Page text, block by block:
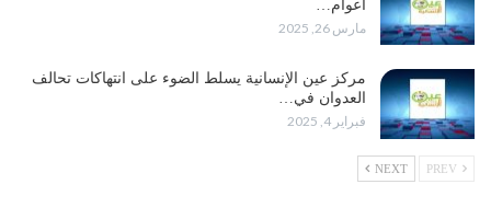
أعوام…
مارس 26, 2025
مركز عين الإنسانية يسلط الضوء على انتهاكات تحالف
العدوان في…
فبراير 4, 2025
NEXT